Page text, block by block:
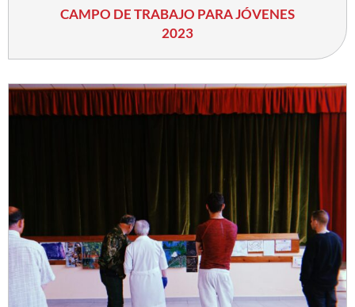
CAMPO DE TRABAJO PARA JÓVENES
2023